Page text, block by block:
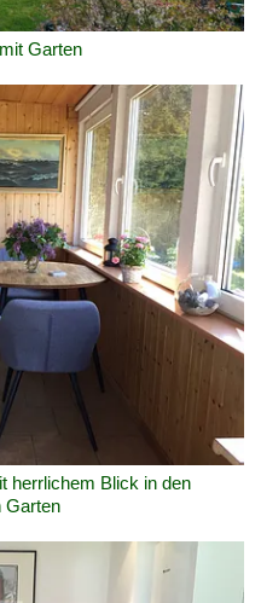
Garten
herrlichem Blick in den
Garten